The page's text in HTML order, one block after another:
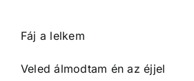
Fáj a lelkem
Veled álmodtam én az éjjel